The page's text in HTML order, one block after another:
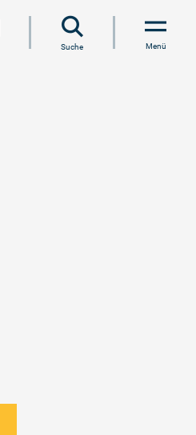
Suche Menü